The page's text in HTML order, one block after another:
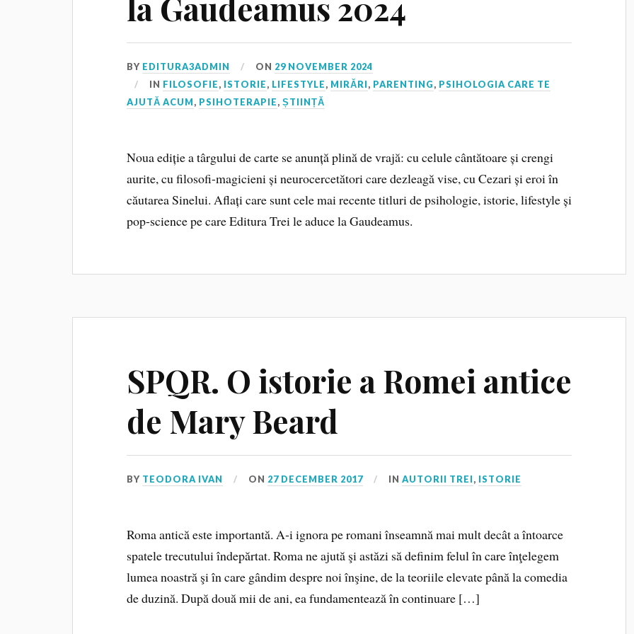
BY EDITURA3ADMIN ON 29 NOVEMBER 2024
IN FILOSOFIE, ISTORIE, LIFESTYLE, MIRĂRI, PARENTING, PSIHOLOGIA CARE TE
AJUTĂ ACUM, PSIHOTERAPIE,ȘTIINȚĂ
Noua ediție a târgului de carte se anunță plină de vrajă: cu celule cântătoare și crengi
aurite, cu filosofi-magicieni și neurocercetători care dezleagă vise, cu Cezari și eroi în
căutarea Sinelui. Aflați care sunt cele mai recente titluri de psihologie, istorie, lifestyle și
pop-science pe care Editura Trei le aduce la Gaudeamus.
SPQR. O istorie a Romei antice
de Mary Beard
BY TEODORA IVAN ON 27 DECEMBER 2017 INAUTORII TREI, ISTORIE
Roma antică este importantă. A‑i ignora pe romani înseamnă mai mult decât a întoarce
spatele trecutului îndepărtat. Roma ne ajută şi astăzi să definim felul în care înţelegem
lumea noastră şi în care gândim despre noi înşine, de la teoriile elevate până la comedia
de duzină. După două mii de ani, ea fundamentează în continuare […]